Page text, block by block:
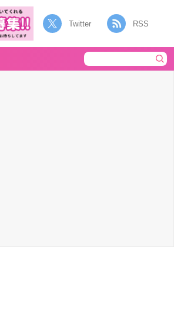
Twitter RSS